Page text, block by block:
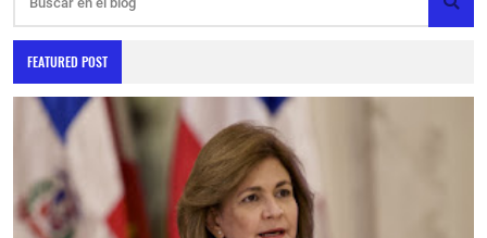
FEATURED POST